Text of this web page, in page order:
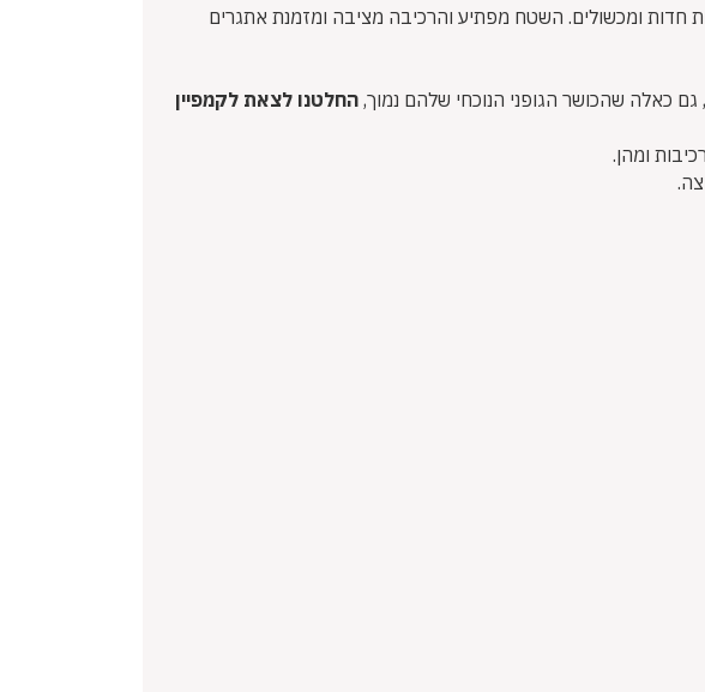
חדות ומכשולים. השטח מפתיע והרכיבה מציבה ומזמנת אתגרים
החלטנו לצאת לקמפיין